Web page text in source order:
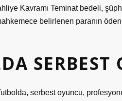
Kavramı Teminat bedeli,
belirlenen paranın
serbest oyuncu,